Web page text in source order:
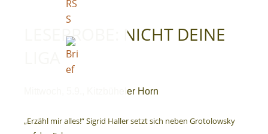
LESEPROBE: NICHT DEINE
Mittwoch, 5.9., Kitzbüheler Horn
„Erzähl mir alles!“ Sigrid Haller setzt sich neben Grotolowsky